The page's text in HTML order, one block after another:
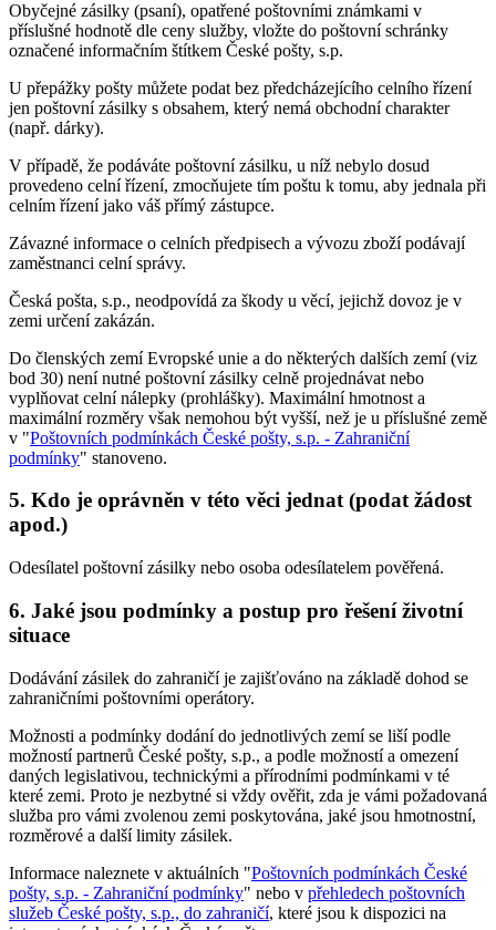
Obyčejné zásilky (psaní), opatřené poštovními známkami v
příslušné hodnotě dle ceny služby, vložte do poštovní schránky
označené informačním štítkem České pošty, s.p.
U přepážky pošty můžete podat bez předcházejícího celního řízení
jen poštovní zásilky s obsahem, který nemá obchodní charakter
(např. dárky).
V případě, že podáváte poštovní zásilku, u níž nebylo dosud
provedeno celní řízení, zmocňujete tím poštu k tomu, aby jednala při
celním řízení jako váš přímý zástupce.
Závazné informace o celních předpisech a vývozu zboží podávají
zaměstnanci celní správy.
Česká pošta, s.p., neodpovídá za škody u věcí, jejichž dovoz je v
zemi určení zakázán.
Do členských zemí Evropské unie a do některých dalších zemí (viz
bod 30) není nutné poštovní zásilky celně projednávat nebo
vyplňovat celní nálepky (prohlášky). Maximální hmotnost a
maximální rozměry však nemohou být vyšší, než je u příslušné země
v "Poštovních podmínkách České pošty, s.p. - Zahraniční
podmínky" stanoveno.
5. Kdo je oprávněn v této věci jednat (podat žádost
apod.)
Odesílatel poštovní zásilky nebo osoba odesílatelem pověřená.
6. Jaké jsou podmínky a postup pro řešení životní
situace
Dodávání zásilek do zahraničí je zajišťováno na základě dohod se
zahraničními poštovními operátory.
Možnosti a podmínky dodání do jednotlivých zemí se liší podle
možností partnerů České pošty, s.p., a podle možností a omezení
daných legislativou, technickými a přírodními podmínkami v té
které zemi. Proto je nezbytné si vždy ověřit, zda je vámi požadovaná
služba pro vámi zvolenou zemi poskytována, jaké jsou hmotnostní,
rozměrové a další limity zásilek.
Informace naleznete v aktuálních "Poštovních podmínkách České
pošty, s.p. - Zahraniční podmínky" nebo v přehledech poštovních
služeb České pošty, s.p., do zahraničí, které jsou k dispozici na